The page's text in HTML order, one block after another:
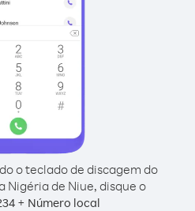
o teclado de discagem do
Nigéria de Niue, disque o
+ Número local